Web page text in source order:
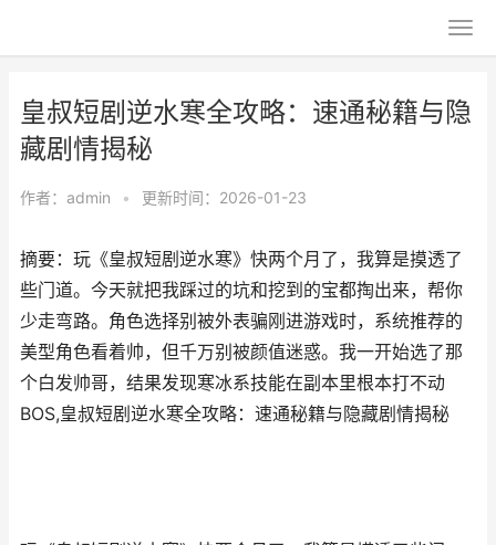
皇叔短剧逆水寒全攻略：速通秘籍与隐
藏剧情揭秘
作者： admin • 更新时间：2026-01-23
摘要：玩《皇叔短剧逆水寒》快两个月了，我算是摸透了
些门道。今天就把我踩过的坑和挖到的宝都掏出来，帮你
少走弯路。角色选择别被外表骗刚进游戏时，系统推荐的
美型角色看着帅，但千万别被颜值迷惑。我一开始选了那
个白发帅哥，结果发现寒冰系技能在副本里根本打不动
BOS,皇叔短剧逆水寒全攻略：速通秘籍与隐藏剧情揭秘